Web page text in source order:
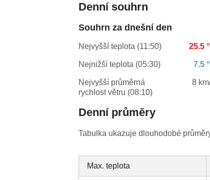
Denní souhrn
Souhrn za dnešní den
Nejvyšší teplota (11:50) 25.5
Nejnižší teplota (05:30) 7.5
Nejvyšší průměrná
rychlost větru (08:10)
8
Denní průměry
Tabulka ukazuje dlouhodobé
Max. teplota